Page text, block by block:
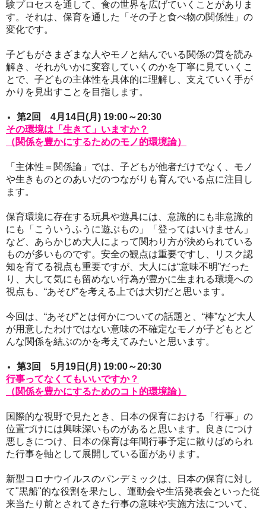
験プロセスを通して、食の世界を広げていくことがありま
す。 それは、保育を通した「その子と食べ物の関係性」の
変化です。
子どもがさまざまな人やモノと結んでいる関係の質を読み
解き、それがいかに変容していくのかを丁寧に見ていくこ
とで、子どもの主体性を具体的に理解し、支えていく手が
かりを見出すことを目指します。
第2回 4月14日(月) 19:00～20:30
その環境は「生きて」いますか？
（関係を豊かにするためのモノ的環境論）
「主体性＝関係論」では、子どもが他者だけでなく、モノ
や生きものとのあいだのつながりも育んでいる点に注目し
ます。
保育環境に存在する玩具や遊具には、意識的にも非意識的
にも「こういうふうに遊ぶもの」「登ってはいけません」
など、あらかじめ大人によって関わり方が決められている
ものが多いものです。安全の観点は重要ですし、リスク認
知を育てる視点も重要ですが、大人には“意味不明”だった
り、大して気にも留めない行為が豊かに生まれる環境への
視点も、“あそび”を考える上では大切だと思います。
今回は、“あそび”とは何かについての話題と、“棒”など大人
が用意したわけではない意味の不確定なモノが子どもとど
んな関係を結ぶのかを考えてみたいと思います。
第3回 5月19日(月) 19:00～20:30
行事ってなくてもいいですか？
（関係を豊かにするためのコト的環境論）
国際的な視野で見たとき、日本の保育における「行事」の
位置づけには興味深いものがあると思います。
良きにつけ
悪しきにつけ、日本の保育は年間行事予定に散りばめられ
た行事を軸として展開している面があります。
新型コロナウイルスのパンデミックは、日本の保育に対し
て"黒船"的な役割を果たし、運動会や生活発表会といった従
来当たり前とされてきた行事の意味や実施方法について、